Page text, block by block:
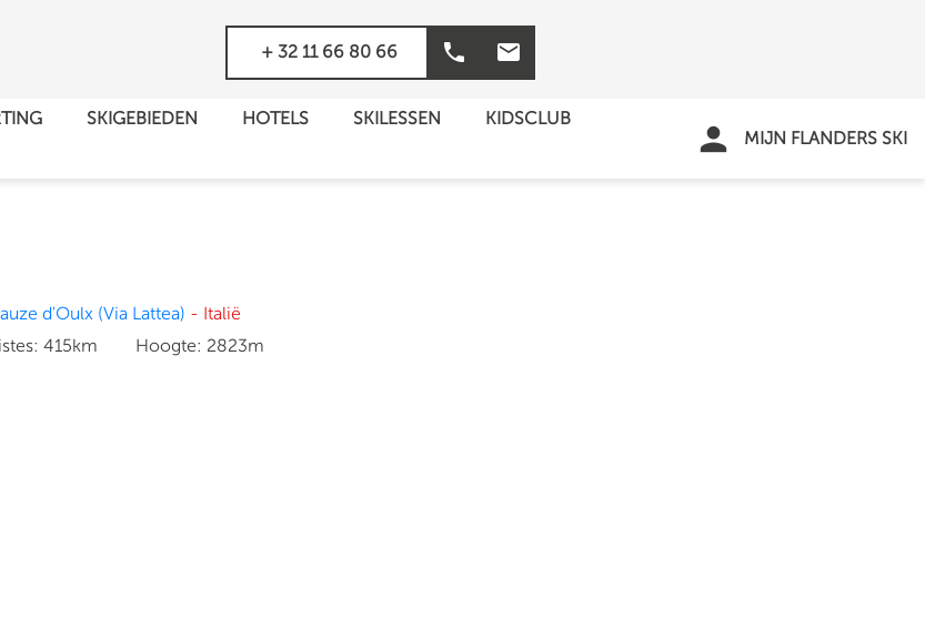
phone
+ 32 11 66 80 66 mail
SKIGEBIEDEN HOTELS SKILESSEN
KIDSCLUB
person MIJN FLANDERS SKI
d'Oulx (Via Lattea) - Italië
415km Hoogte: 2823m